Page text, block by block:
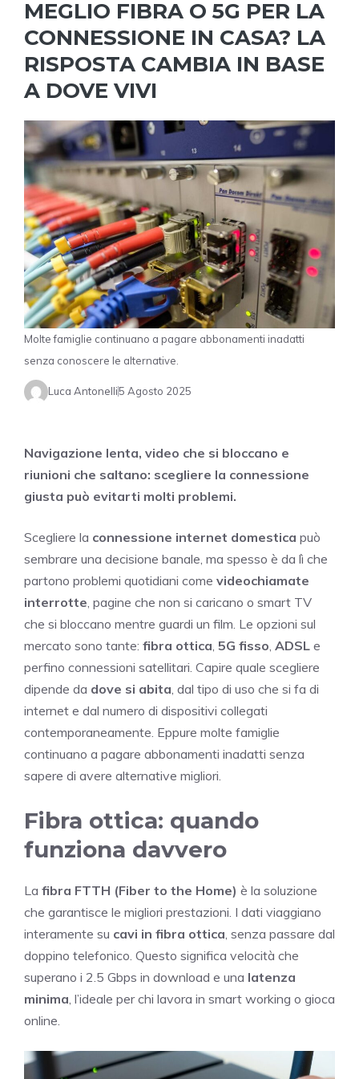
MEGLIO FIBRA O 5G PER LA
CONNESSIONE IN CASA? LA
RISPOSTA CAMBIA IN BASE
A DOVE VIVI
Molte famiglie continuano a pagare abbonamenti inadatti
senza conoscere le alternative.
Luca Antonelli5 Agosto 2025
Navigazione lenta, video che si bloccano e
riunioni che saltano: scegliere la connessione
giusta può evitarti molti problemi.
Scegliere la connessione internet domestica può
sembrare una decisione banale, ma spesso è da lì che
partono problemi quotidiani come videochiamate
interrotte , pagine che non si caricano o smart TV
che si bloccano mentre guardi un film. Le opzioni sul
mercato sono tante: fibra ottica 5G fisso ADSL e
perfino connessioni satellitari. Capire quale scegliere
dipende da dove si abita , dal tipo di uso che si fa di
internet e dal numero di dispositivi collegati
contemporaneamente. Eppure molte famiglie
continuano a pagare abbonamenti inadatti senza
sapere di avere alternative migliori.
Fibra ottica: quando
funziona davvero
La fibra FTTH (Fiber to the Home) è la soluzione
che garantisce le migliori prestazioni. I dati viaggiano
interamente su cavi in fibra ottica , senza passare dal
doppino telefonico. Questo significa velocità che
superano i 2.5 Gbps in download e una latenza
minima , l’ideale per chi lavora in smart working o gioca
online.